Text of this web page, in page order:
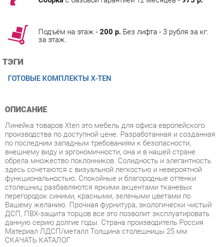
ТЭГИ
ОПИСАНИЕ
производства по доступной цене. Разработанная и созданная
внешнему виду и эргономичности, она и в нашей стране
обрела множество поклонников. Солидность и элегантность
здесь сочетаются с визуальной легкостью и невероятной
функциональностью. Спокойные и благородные оттенки
столешниц разбавляются яркими акцентами тканевых
перегородок синими, красными, зелеными цветами по
Вашему желанию. Прочная фурнитура, экологически чистый
ДСП, ПВХ-защита торцов все это позволит эксплуатировать
данную серию долгие годы. Cтрана производитель Россия
Материал ЛДСП/металл Толщина столешницы 25 мм
СКАЧАТЬ КАТАЛОГ
Условия покупки
Благодаря качественным фото, исчерпывающей информации